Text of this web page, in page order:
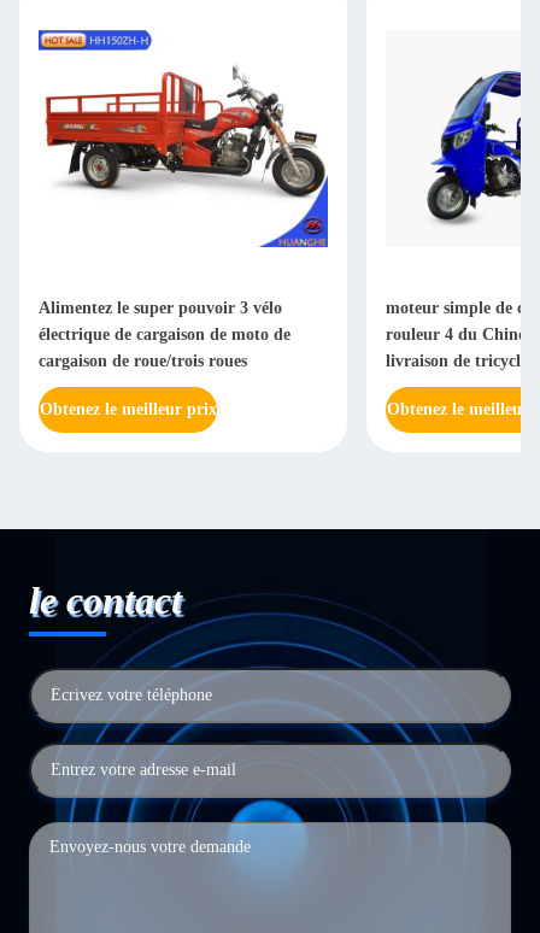
Alimentez le super pouvoir 3 vélo
électrique de cargaison de moto de
cargaison de roue/trois roues
Obtenez le meilleur prix
moteur simple de
rouleur 4 du Chinois
livraison de tricycle
200CC
Obtenez le meilleur
le contact